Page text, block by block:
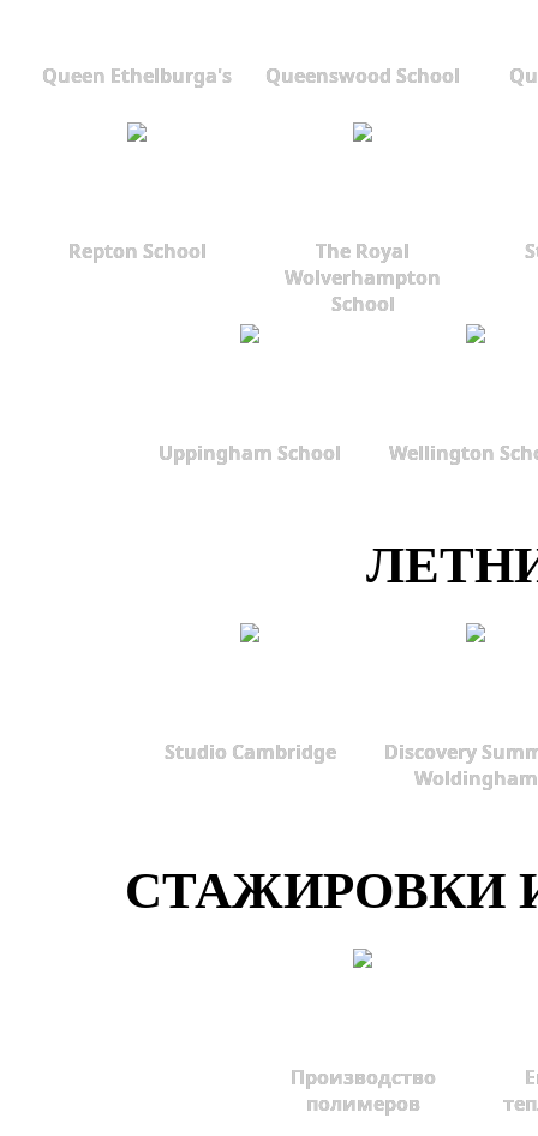
Queen Ethelburga's Queenswood School
Repton School
The Royal
Wolverhampton
School
Uppingham School Wellington
Studio Cambridge
Discovery
Woldingham
СТАЖИРОВКИ
Производство
полимеров